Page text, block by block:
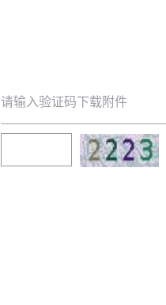
请输入验证码下载附件